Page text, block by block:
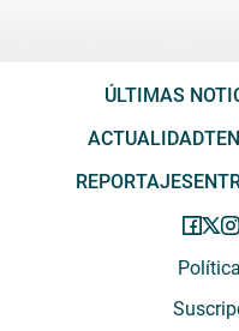
ÚLTIMAS
ACTUALIDAD
REPORTAJES